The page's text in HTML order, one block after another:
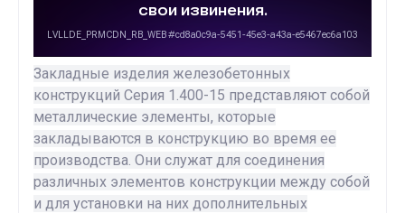
Закладные изделия железобетонных
конструкций Серия 1.400-15 представляют собой
металлические элементы, которые
закладываются в конструкцию во время ее
производства. Они служат для соединения
различных элементов конструкции между собой
и для установки на них дополнительных